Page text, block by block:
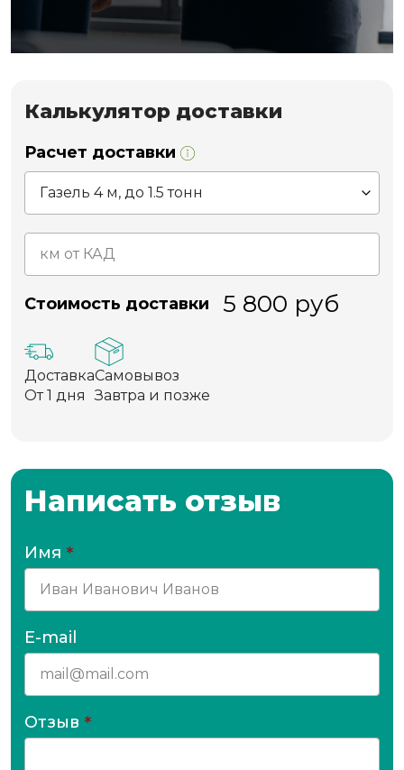
Калькулятор доставки
Расчет доставки
Стоимость доставки 5 800 руб
Доставка
От 1 дня
Самовывоз
Завтра и позже
Написать отзыв
Имя *
E-mail
Отзыв *